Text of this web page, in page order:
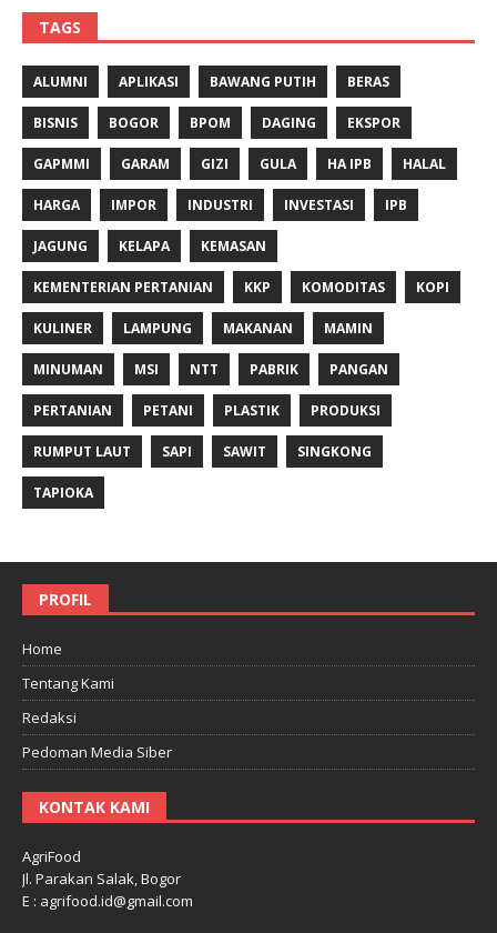
TAGS
ALUMNI APLIKASI BAWANG PUTIH BERAS
BISNIS BOGOR BPOM DAGING EKSPOR
GAPMMI GARAM GIZI GULA HA IPB HALAL
HARGA IMPOR INDUSTRI INVESTASI IPB
JAGUNG KELAPA KEMASAN
KEMENTERIAN PERTANIAN KKP KOMODITAS KOPI
KULINER LAMPUNG MAKANAN MAMIN
MINUMAN MSI NTT PABRIK PANGAN
PERTANIAN PETANI PLASTIK PRODUKSI
RUMPUT LAUT SAPI SAWIT SINGKONG
TAPIOKA
PROFIL
Home
Tentang Kami
Redaksi
Pedoman Media Siber
KONTAK KAMI
AgriFood
Jl. Parakan Salak, Bogor
E : agrifood.id@gmail.com